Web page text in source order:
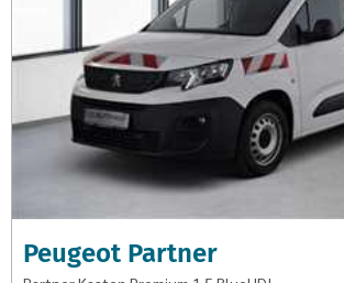
Peugeot Partner